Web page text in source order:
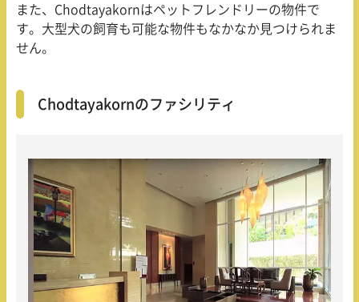
また、Chodtayakornはペットフレンドリーの物件で
す。大型犬の飼育も可能な物件もなかなか見つけられま
せん。
Chodtayakornのファシリティ